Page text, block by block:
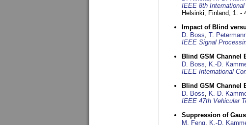
IEEE 8th
Helsinki, Finland, 1. -
Impact of Blind
D. Boss, T.
IEEE Signal
Blind GSM Channel
D. Boss, K.-D.
IEEE International
Blind GSM Channel
D. Boss, K.-D.
IEEE 47th Vehicular
Suppression of
M. Feng, K.-D.